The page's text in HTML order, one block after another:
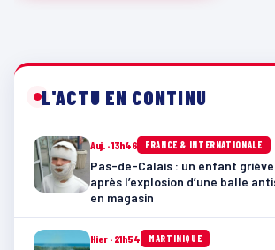
L'ACTU EN CONTINU
Auj. · 13h46 FRANCE & INTERNATIONALE
Pas-de-Calais : un enfant
après l’explosion d’une balle
en magasin
Hier · 21h54 MARTINIQUE